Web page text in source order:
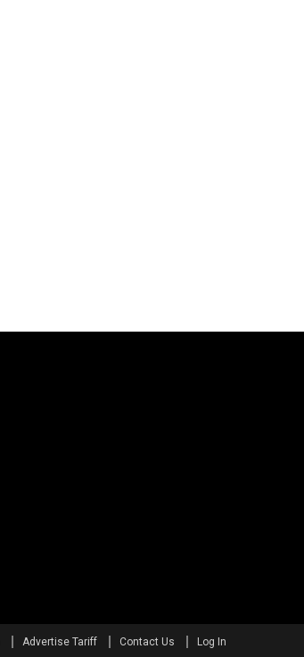
Advertise Tariff Contact Us Log In